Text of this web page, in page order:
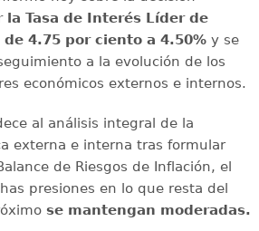
Tasa de Interés Líder de
4.75 por ciento a 4.50%y se
a la evolución de los
económicos externos e internos.
al análisis integral de la
externa e interna tras formular
de Riesgos de Inflación, el
presiones en lo que resta del
se mantengan moderadas.